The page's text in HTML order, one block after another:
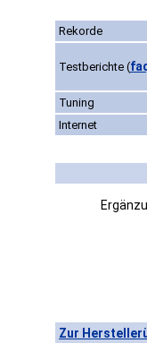
Rekorde
Testberichte (
Tuning
Internet
Zur